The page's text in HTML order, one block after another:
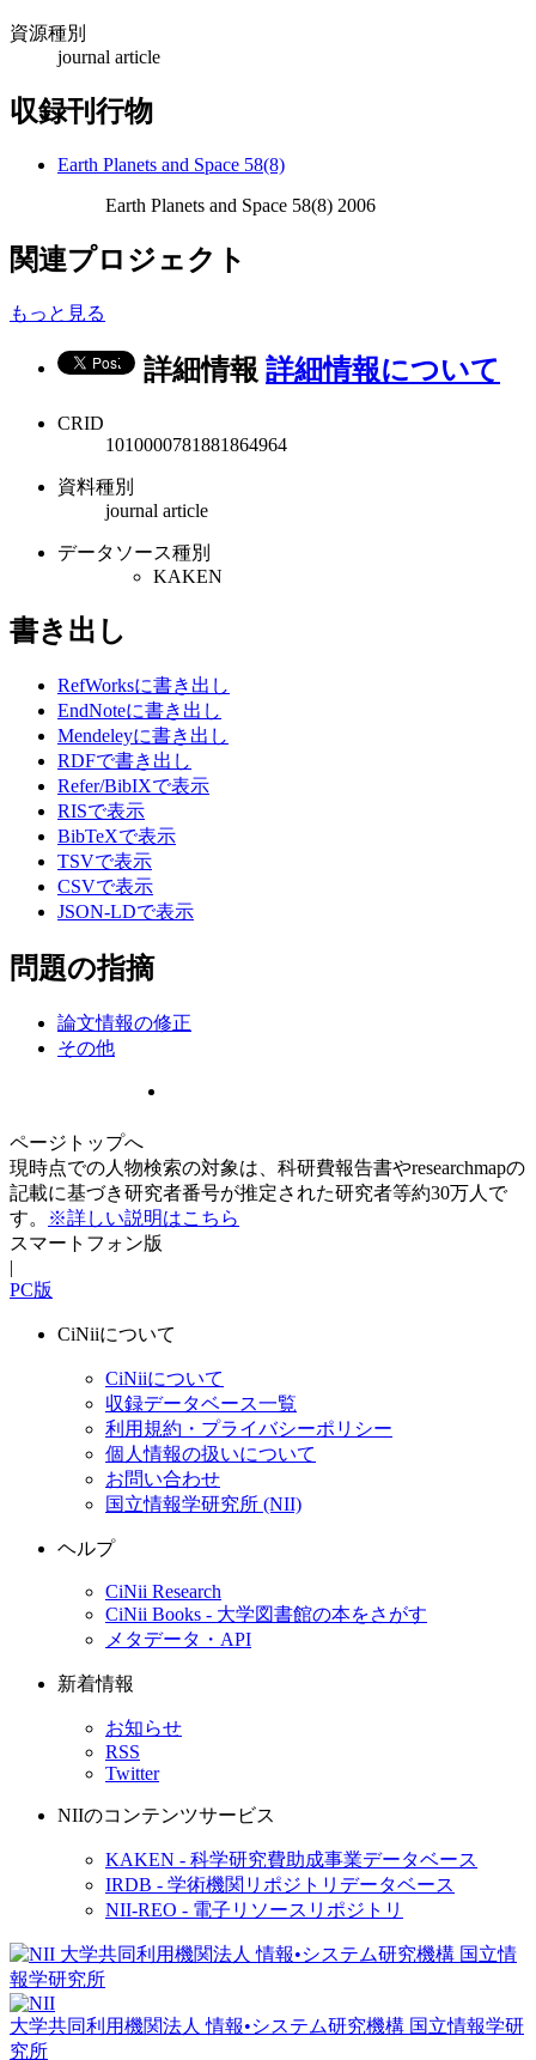
資源種別
journal article
収録刊行物
Earth Planets and Space 58(8)
Earth Planets and Space 58(8) 2006
関連プロジェクト
もっと見る
詳細情報 詳細情報について
CRID
1010000781881864964
資料種別
journal article
データソース種別
KAKEN
書き出し
RefWorksに書き出し
EndNoteに書き出し
Mendeleyに書き出し
RDFで書き出し
Refer/BibIXで表示
RISで表示
BibTeXで表示
TSVで表示
CSVで表示
JSON-LDで表示
問題の指摘
論文情報の修正
その他
ページトップへ
現時点での人物検索の対象は、科研費報告書やresearchmapの
記載に基づき研究者番号が推定された研究者等約30万人で
す。
※詳しい説明はこちら
スマートフォン版
|
PC版
CiNiiについて
CiNiiについて
収録データベース一覧
利用規約・プライバシーポリシー
個人情報の扱いについて
お問い合わせ
国立情報学研究所 (NII)
ヘルプ
CiNii Research
CiNii Books - 大学図書館の本をさがす
メタデータ・API
新着情報
お知らせ
RSS
Twitter
NIIのコンテンツサービス
KAKEN - 科学研究費助成事業データベース
IRDB - 学術機関リポジトリデータベース
NII-REO - 電子リソースリポジトリ
大学共同利用機関法人 情報•システム研究機構 国立情報学研
究所